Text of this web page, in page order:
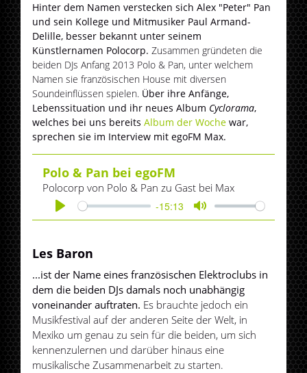
Hinter dem Namen verstecken sich Alex "Peter" Pan
und sein Kollege und Mitmusiker Paul Armand-
Delille, besser bekannt unter seinem
Künstlernamen Polocorp. Zusammen gründeten die
beiden DJs Anfang 2013 Polo & Pan, unter welchem
Namen sie französischen House mit diversen
Soundeinflüssen spielen. Über ihre Anfänge,
Lebenssituation und ihr neues Album Cyclorama,
welches bei uns bereitsAlbum der Woche war,
sprechen sie im Interview mit egoFM Max.
Polo & Pan bei egoFM
Polocorp von Polo & Pan zu Gast bei Max
Play
-15:13
Mute
Les Baron
...ist der Name eines französischen Elektroclubs in
dem die beiden DJs damals noch unabhängig
voneinander auftraten. Es brauchte jedoch ein
Musikfestival auf der anderen Seite der Welt, in
Mexiko um genau zu sein für die beiden, um sich
kennenzulernen und darüber hinaus eine
musikalische Zusammenarbeit zu starten.